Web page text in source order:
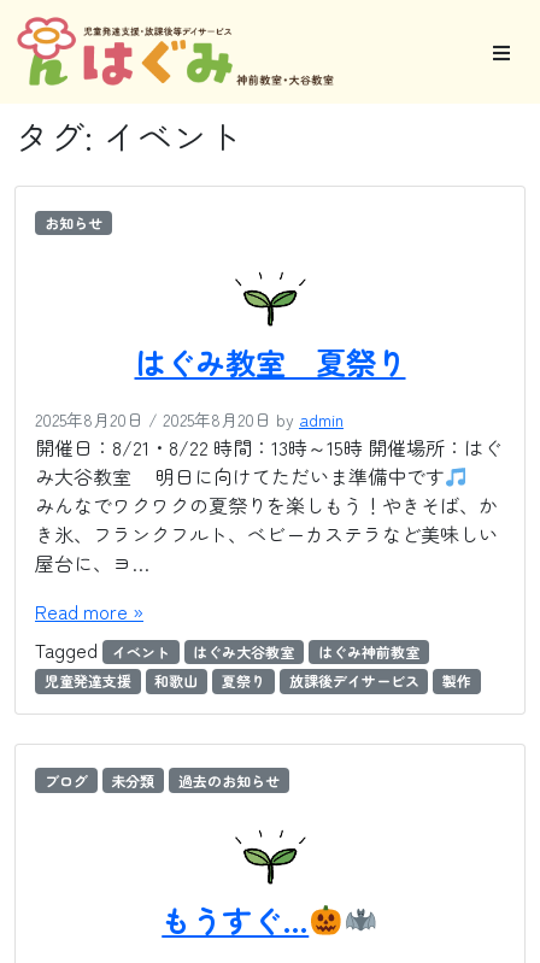
タグ: イベント
お知らせ
はぐみ教室 夏祭り
2025年8月20日 / 2025年8月20日 by admin
開催日：8/21・8/22 時間：13時～15時 開催場所：はぐ
み大谷教室 明日に向けてただいま準備中です
みんなでワクワクの夏祭りを楽しもう！やきそば、か
き氷、フランクフルト、ベビーカステラなど美味しい
屋台に、ヨ…
Read more »
Tagged
イベント はぐみ大谷教室
はぐみ神前教室
児童発達支援
和歌山 夏祭り 放課後デイサービス 製作
ブログ 未分類 過去のお知らせ
もうすぐ…